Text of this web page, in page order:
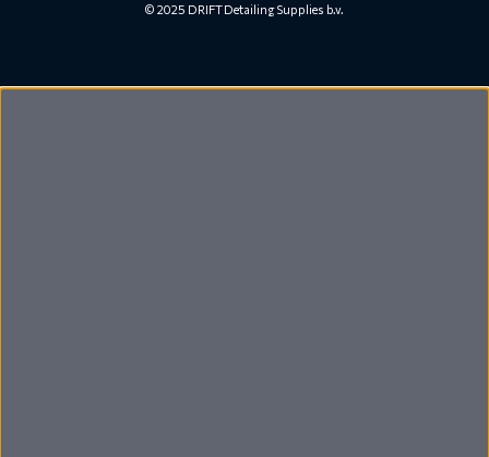
© 2025 DRIFT Detailing Supplies b.v.